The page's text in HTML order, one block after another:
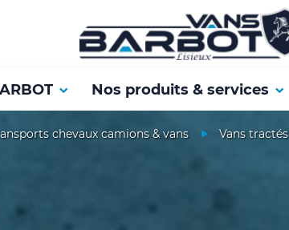
Nos produits & services
chevaux camions & vans Vans tractés